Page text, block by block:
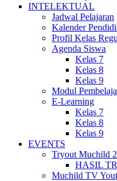
INTELEKTUAL
Jadwal Pelajaran
Kalender
Profil Kelas
Agenda Siswa
Kelas 7
Kelas 8
Kelas 9
Modul
E-Learning
Kelas 7
Kelas 8
Kelas 9
EVENTS
Tryout Muchild
HASIL
Muchild TV